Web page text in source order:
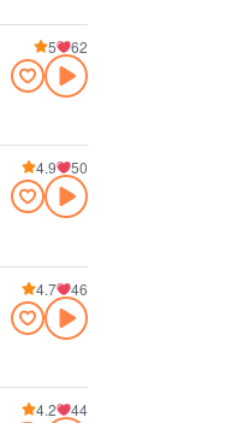
5 62
4.9 50
4.7 46
4.2 44